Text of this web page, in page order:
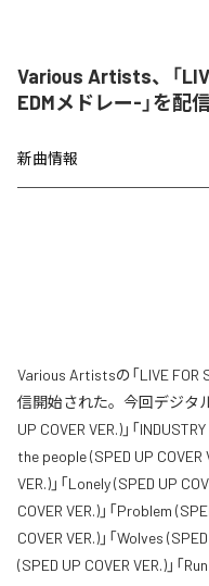
Various Artists、「
EDMメドレー-」を配
新曲情報
Various Artistsの「LIVE FOR
信開始された。今回デジタ
UP COVER VER.)」「
the people (SPED UP COVER
VER.)」「Lonely (SPED UP
COVER VER.)」「Problem
COVER VER.)」「Wolves
(SPED UP COVER VER.)」「